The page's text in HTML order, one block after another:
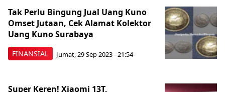
FINANSIAL
Tak Perlu Bingung Jual Uang Kuno
Omset Jutaan, Cek Alamat Kolektor
Uang Kuno Surabaya
Jumat, 29 Sep 2023 - 21:54
Super Keren! Xiaomi 13T,